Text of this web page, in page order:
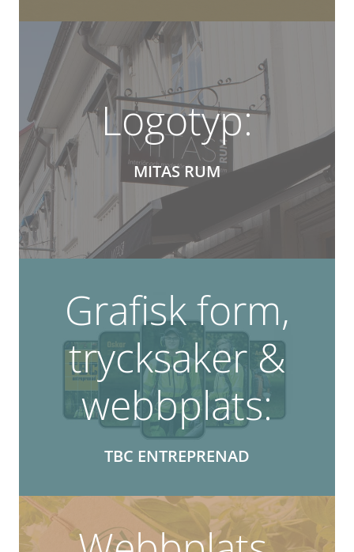
Logotyp:
MITAS RUM
Grafisk form,
trycksaker &
webbplats:
TBC ENTREPRENAD